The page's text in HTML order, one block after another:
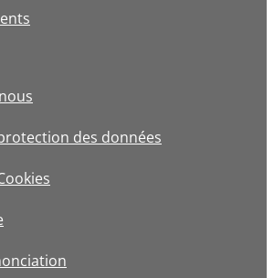
des données